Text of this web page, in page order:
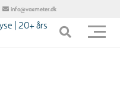
| info@voxmeter.dk